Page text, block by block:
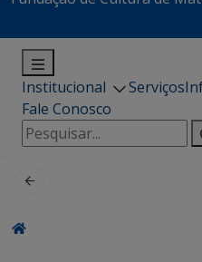
Institucional Serviços
Fale Conosco
Pesquisar
por: